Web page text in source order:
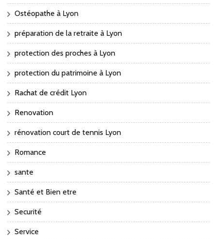
Ostéopathe à Lyon
préparation de la retraite à Lyon
protection des proches à Lyon
protection du patrimoine à Lyon
Rachat de crédit Lyon
Renovation
rénovation court de tennis Lyon
Romance
sante
Santé et Bien etre
Securité
Service